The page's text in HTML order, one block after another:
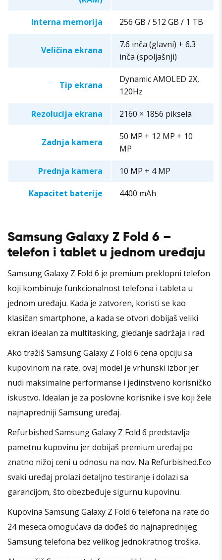
Interna memorija 256 GB / 512 GB / 1 TB
Veličina ekrana
7.6 inča (glavni) + 6.3
inča (spoljašnji)
Tip ekrana
Dynamic AMOLED 2X,
120Hz
Rezolucija ekrana 2160 × 1856 piksela
Zadnja kamera
50 MP + 12 MP + 10
MP
Prednja kamera 10 MP + 4 MP
Kapacitet baterije 4400 mAh
Samsung Galaxy Z Fold 6 –
telefon i tablet u jednom uređaju
Samsung Galaxy Z Fold 6 je premium preklopni telefon
koji kombinuje funkcionalnost telefona i tableta u
jednom uređaju. Kada je zatvoren, koristi se kao
klasičan smartphone, a kada se otvori dobijaš veliki
ekran idealan za multitasking, gledanje sadržaja i rad.
Ako tražiš Samsung Galaxy Z Fold 6 cena opciju sa
kupovinom na rate, ovaj model je vrhunski izbor jer
nudi maksimalne performanse i jedinstveno korisničko
iskustvo. Idealan je za poslovne korisnike i sve koji žele
najnapredniji Samsung uređaj.
Refurbished Samsung Galaxy Z Fold 6 predstavlja
pametnu kupovinu jer dobijaš premium uređaj po
znatno nižoj ceni u odnosu na nov. Na Refurbished.Eco
svaki uređaj prolazi detaljno testiranje i dolazi sa
garancijom, što obezbeđuje sigurnu kupovinu.
Kupovina Samsung Galaxy Z Fold 6 telefona na rate do
24 meseca omogućava da dođeš do najnaprednijeg
Samsung telefona bez velikog jednokratnog troška.